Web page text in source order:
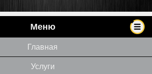
Меню
Главная
Услуги